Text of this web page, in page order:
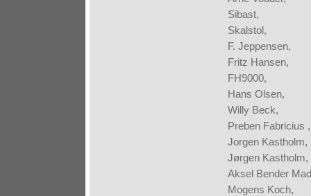
Sibast,
Skalstol,
F. Jeppensen,
Fritz Hansen,
FH9000,
Hans Olsen,
Willy Beck,
Preben Fabricius ,
Jorgen Kastholm,
Jørgen Kastholm,
Aksel Bender
Mogens Koch,